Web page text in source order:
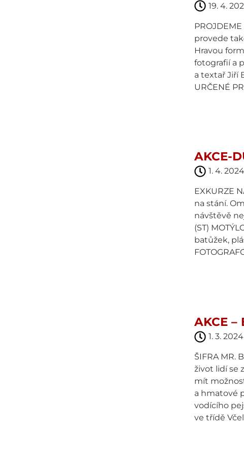
19. 4.
provede
Hravou
fotografií a
a textař Jiří
URČENÉ
AKCE-
1. 4. 2024
EXKURZE
na stání.
návštěvě
(ST)
batůžek,
AKCE –
1. 3. 2024
ŠIFRA MR.
život lidí se
mít
a hmatové
vodícího
ve třídě